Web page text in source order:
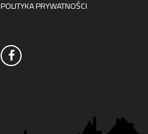
POLITYKA PRYWATNOŚCI